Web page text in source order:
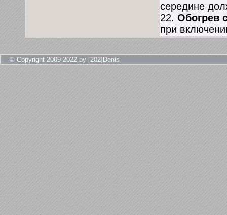
середине
22. Обогрев
при
© Copyright 2009-2022 by [202]Denis